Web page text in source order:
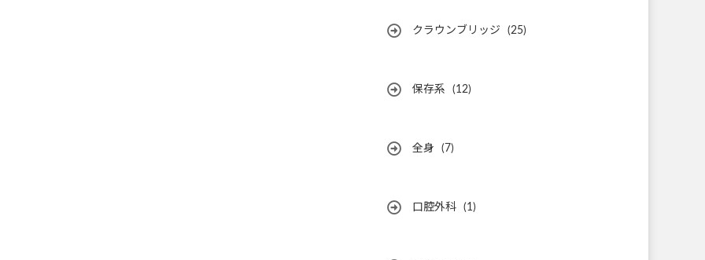
クラウンブリッジ (25)
保存系 (12)
全身 (7)
口腔外科 (1)